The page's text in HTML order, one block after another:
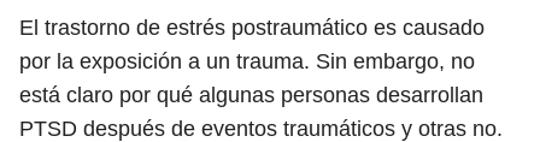
El trastorno de estrés postraumático es causado
por la exposición a un trauma. Sin embargo, no
está claro por qué algunas personas desarrollan
PTSD después de eventos traumáticos y otras no.